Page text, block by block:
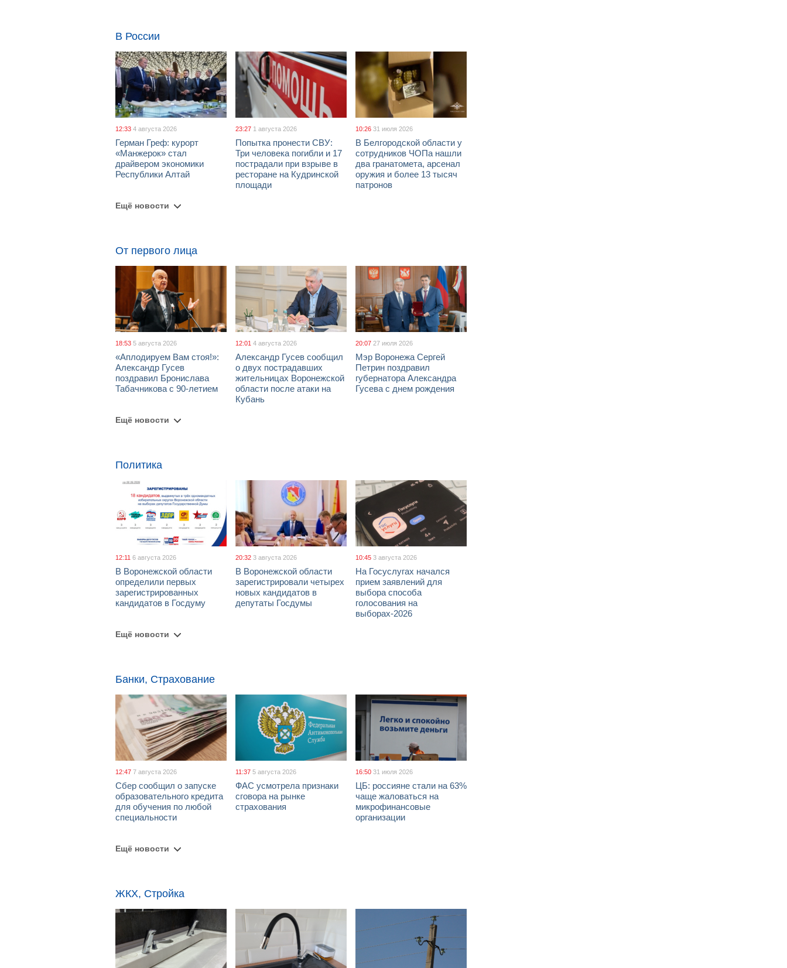
В России
12:33 4 августа 2026
Герман Греф: курорт
«Манжерок» стал
драйвером экономики
Республики Алтай
23:27 1 августа 2026
Попытка пронести СВУ:
Три человека погибли и 17
пострадали при взрыве в
ресторане на Кудринской
площади
10:26 31 июля 2026
В Белгородской области у
сотрудников ЧОПа нашли
два гранатомета, арсенал
оружия и более 13 тысяч
патронов
Ещё новости
От первого лица
18:53 5 августа 2026
«Аплодируем Вам стоя!»:
Александр Гусев
поздравил Бронислава
Табачникова с 90-летием
12:01 4 августа 2026
Александр Гусев сообщил
о двух пострадавших
жительницах Воронежской
области после атаки на
Кубань
20:07 27 июля 2026
Мэр Воронежа Сергей
Петрин поздравил
губернатора Александра
Гусева с днем рождения
Ещё новости
Политика
12:11 6 августа 2026
В Воронежской области
определили первых
зарегистрированных
кандидатов в Госдуму
20:32 3 августа 2026
В Воронежской области
зарегистрировали четырех
новых кандидатов в
депутаты Госдумы
10:45 3 августа 2026
На Госуслугах начался
прием заявлений для
выбора способа
голосования на
выборах-2026
Ещё новости
Банки, Страхование
12:47 7 августа 2026
Сбер сообщил о запуске
образовательного кредита
для обучения по любой
специальности
11:37 5 августа 2026
ФАС усмотрела признаки
сговора на рынке
страхования
16:50 31 июля 2026
ЦБ: россияне стали на 63%
чаще жаловаться на
микрофинансовые
организации
Ещё новости
ЖКХ, Стройка